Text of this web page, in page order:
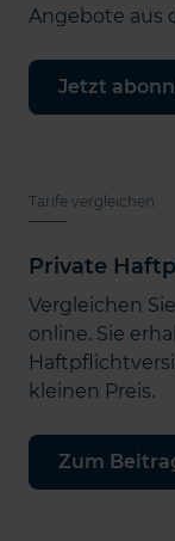
Angebote aus
Jetzt
Tarife vergleichen
Private
Vergleichen
online. Sie
kleinen Preis.
Zum